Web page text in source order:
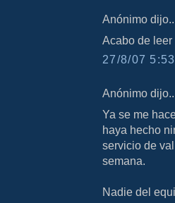
Anónimo
Acabo de
27/8/07
Anónimo
Ya se me
haya hecho
servicio de
semana.
Nadie del